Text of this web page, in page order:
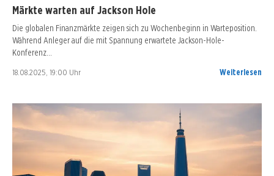
Märkte warten auf Jackson Hole
Die globalen Finanzmärkte zeigen sich zu Wochenbeginn in Warteposition.
Während Anleger auf die mit Spannung erwartete Jackson-Hole-
Konferenz…
18.08.2025, 19:00 Uhr Weiterlesen